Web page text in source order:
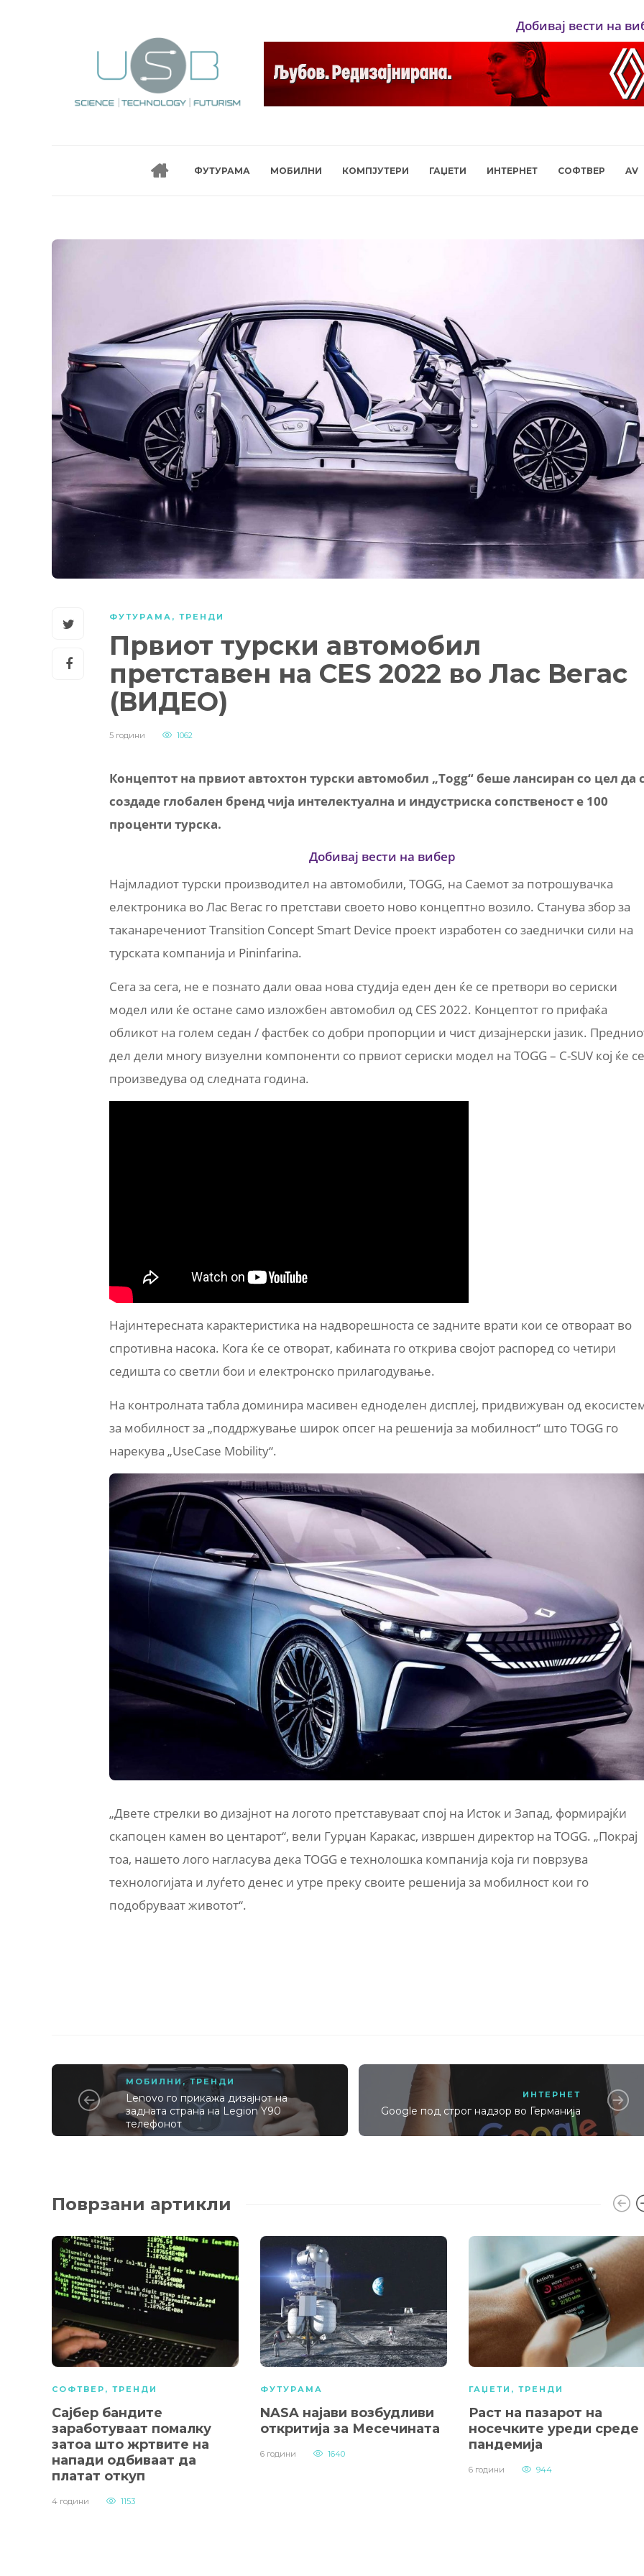
Добивај вести на
ФУТУРАМА МОБИЛНИ КОМПЈУТЕРИ ГАЏЕТИ ИНТЕРНЕТ СОФТВЕР AV
ФУТУРАМА , ТРЕНДИ
Првиот турски автомобил
претставен на CES 2022 во Лас Вегас
(ВИДЕО)
5 години 1062
Концептот на првиот автохтон турски автомобил „Togg“ беше лансиран со цел да
создаде глобален бренд чија интелектуална и индустриска сопственост е 100
проценти турска.
Добивај вести на вибер
Најмладиот турски производител на автомобили, TOGG, на Саемот за потрошувачка
електроника во Лас Вегас го претстави своето ново концептно возило. Станува збор за
таканаречениот Transition Concept Smart Device проект изработен со заеднички сили на
турската компанија и Pininfarina.
Сега за сега, не е познато дали оваа нова студија еден ден ќе се претвори во сериски
модел или ќе остане само изложбен автомобил од CES 2022. Концептот го прифаќа
обликот на голем седан / фастбек со добри пропорции и чист дизајнерски јазик.
дел дели многу визуелни компоненти со првиот сериски модел на TOGG – C-SUV кој ќе се
произведува од следната година.
Најинтересната карактеристика на надворешноста се задните врати кои се отвораат во
спротивна насока. Кога ќе се отворат, кабината го открива својот распоред со четири
седишта со светли бои и електронско прилагодување.
На контролната табла доминира масивен едноделен дисплеј, придвижуван од
за мобилност за „поддржување широк опсег на решенија за мобилност“ што TOGG го
нарекува „UseCase Mobility“.
„Двете стрелки во дизајнот на логото претставуваат спој на Исток и Запад, формирајќи
скапоцен камен во центарот“, вели Гурџан Каракас, извршен директор на TOGG. „Покрај
тоа, нашето лого нагласува дека TOGG е технолошка компанија која ги поврзува
технологијата и луѓето денес и утре преку своите решенија за мобилност кои го
подобруваат животот“.
МОБИЛНИ ,ТРЕНДИ
Lenovo го прикажа дизајнот на
задната страна на Legion Y90
телефонот
ИНТЕРНЕТ
Google под строг надзор во Германија
Поврзани артикли
СОФТВЕР , ТРЕНДИ
Сајбер бандите
заработуваат помалку
затоа што жртвите на
напади одбиваат да
платат откуп
4 години 1153
ФУТУРАМА
NASA најави возбудливи
откритија за Месечината
6 години 1640
ГАЏЕТИ , ТРЕНДИ
Раст на пазарот на
носечките уреди среде
пандемија
6 години 944